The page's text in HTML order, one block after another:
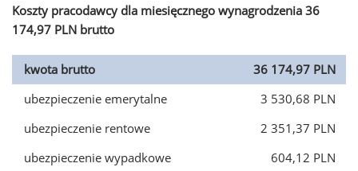
Koszty pracodawcy dla miesięcznego wynagrodzenia 36
174,97 PLN brutto
kwota brutto
36 174,97 PLN
ubezpieczenie emerytalne
3 530,68 PLN
ubezpieczenie rentowe
2 351,37 PLN
ubezpieczenie wypadkowe
604,12 PLN